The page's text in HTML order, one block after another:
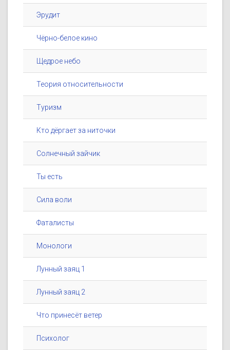
Эрудит
Чёрно-белое кино
Щедрое небо
Теория относительности
Туризм
Кто дёргает за ниточки
Солнечный зайчик
Ты есть
Сила воли
Фаталисты
Монологи
Лунный заяц 1
Лунный заяц 2
Что принесёт ветер
Психолог